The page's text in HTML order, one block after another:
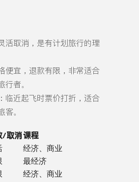
活取消，是有计划旅行的理
便宜，退款有限，非常适合
行者。
：临近起飞时票价打折，适合
客。
/取消课程
经济、商业
最经济
经济、商业